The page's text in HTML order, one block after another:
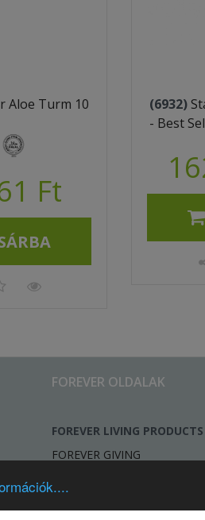
Aloe Turm 10
Ft
(6932)
- Best
FOREVER OLDALAK
FOREVER LIVING PRODUCTS
FOREVER GIVING